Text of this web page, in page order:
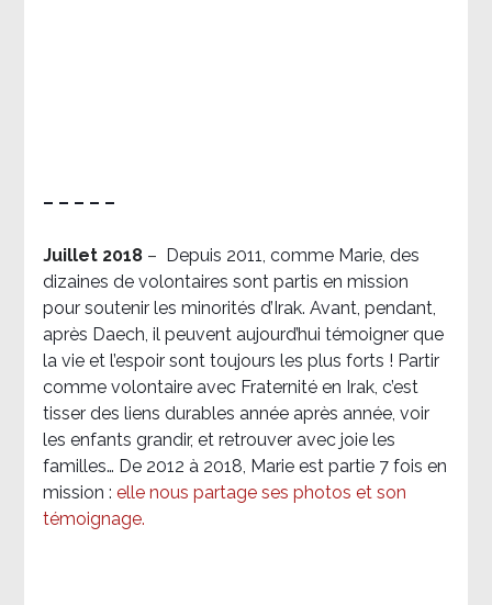
– – – – –
Juillet 2018 –
Depuis 2011, comme Marie, des
dizaines de volontaires sont partis en mission
pour soutenir les minorités d’Irak. Avant, pendant,
après Daech, il peuvent aujourd’hui témoigner que
la vie et l’espoir sont toujours les plus forts ! Partir
comme volontaire avec Fraternité en Irak, c’est
tisser des liens durables année après année, voir
les enfants grandir, et retrouver avec joie les
familles… De 2012 à 2018, Marie est partie 7 fois en
mission : elle nous partage ses photos et son
témoignage.